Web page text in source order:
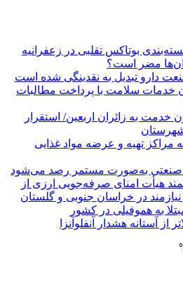
بوتاکس تقلبی در زعفرانیه
مضر است؟
خدمات سلامت با پرداخت مطالبات
از ۱.۷ میلیون خدمت به زائران اربعین/ استقرار
مراکز تهیه و عرضه مواد غذایی
به‌صورت مستمر رصد می‌شود
هیأت امنای صرفه‌جویی ارزی از
در خراسان جنوبی و گلستان
از آستانه هشدار آنفلوآنزا